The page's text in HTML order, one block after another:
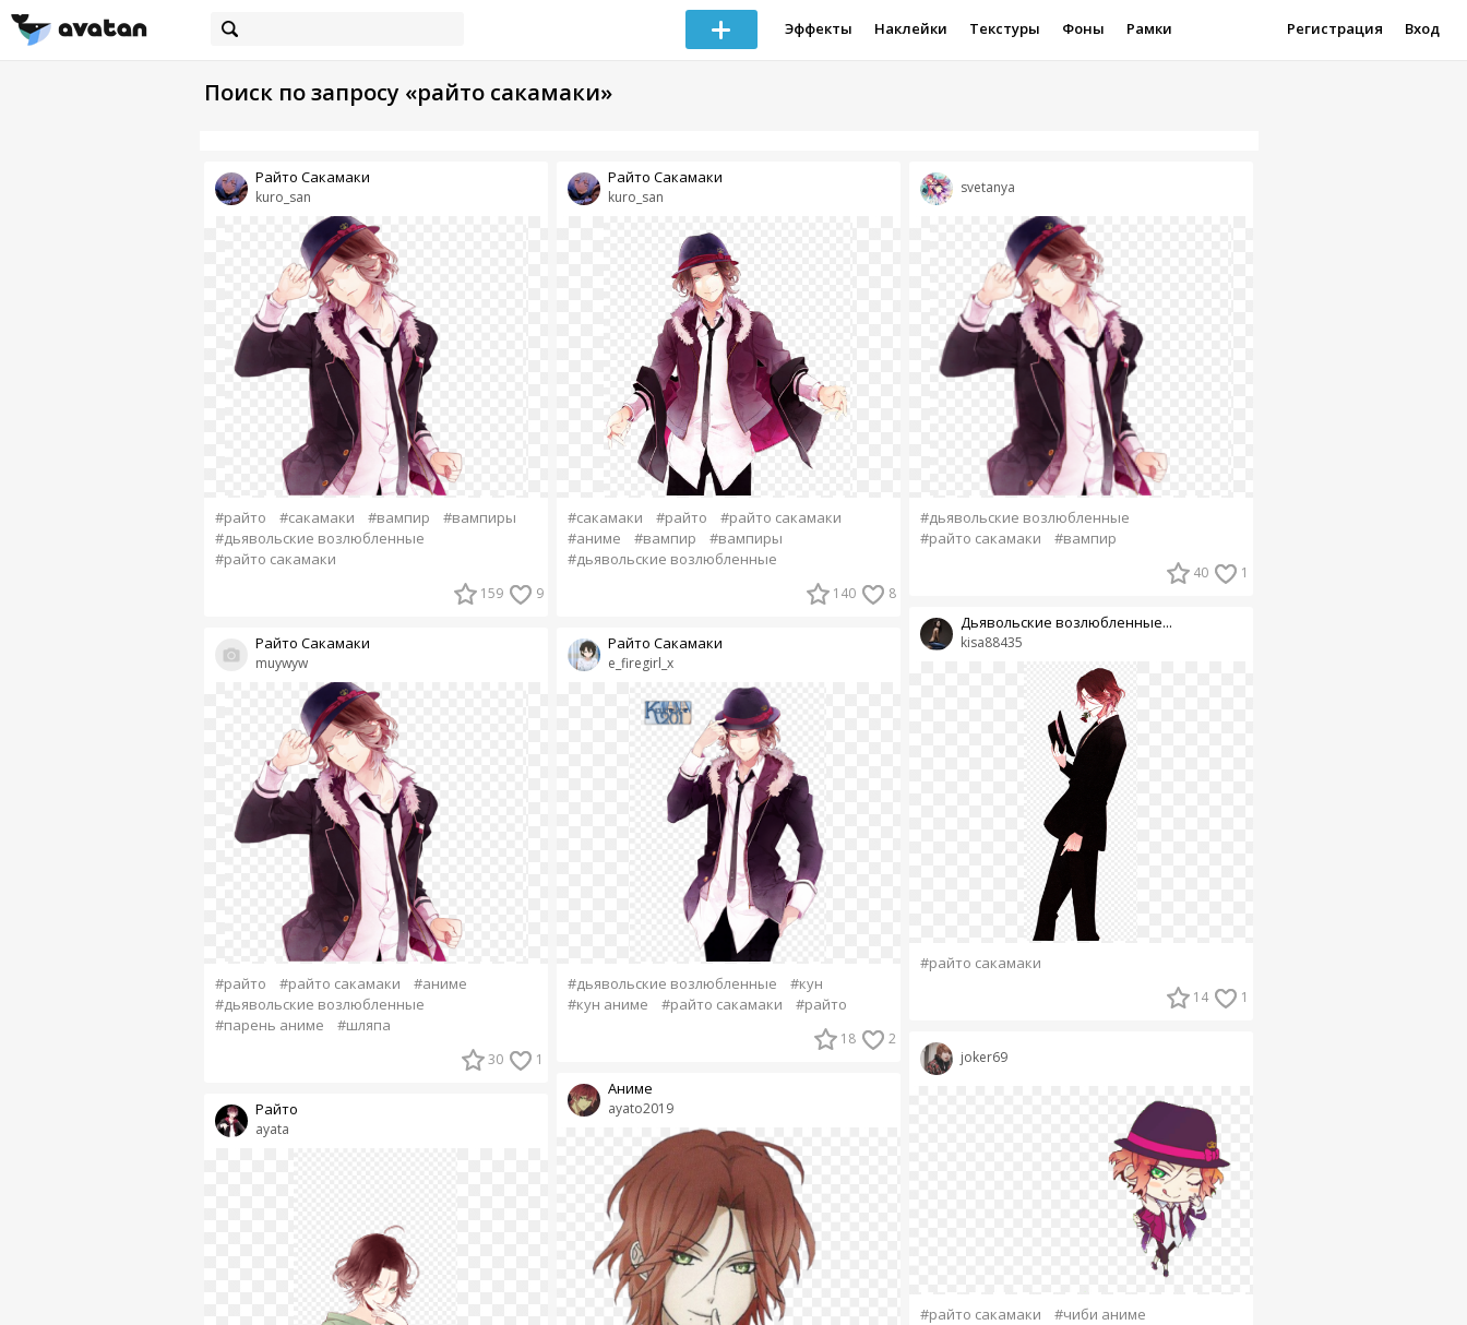
Эффекты Наклейки Текстуры Фоны Рамки Регистрация Вход
Поиск по запросу «райто сакамаки»
kuro_san
Райто Сакамаки
#райто #сакамаки #вампир
#вампиры
#дьявольские возлюбленные
#райто сакамаки
159 9
muywyw
Райто Сакамаки
#райто #райто сакамаки
#аниме
#дьявольские возлюбленные
#парень аниме
#шляпа
30 1
ayata
Райто
kuro_san
Райто Сакамаки
#сакамаки #райто
#райто сакамаки
#аниме
#вампир
#вампиры
#дьявольские возлюбленные
140 8
e_firegirl_x
Райто Сакамаки
#дьявольские возлюбленные
#кун
#кун аниме
#райто сакамаки #райто
18 2
ayato2019
Аниме
svetanya
#дьявольские возлюбленные
#райто сакамаки
#вампир
40 1
kisa88435
Дьявольские возлюбленные...
#райто сакамаки
14 1
joker69
#райто сакамаки #чиби аниме